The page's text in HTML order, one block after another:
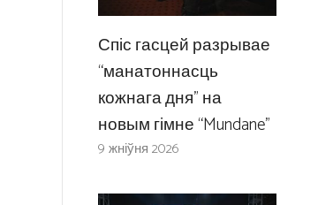
Спіс гасцей разрывае
“манатоннасць
кожнага дня” на
новым гімне “Mundane”
9 жніўня 2026